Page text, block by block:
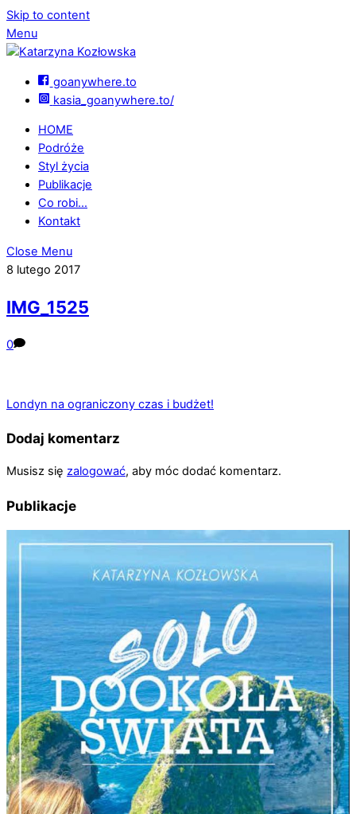
Skip to content
Menu
goanywhere.to
kasia_goanywhere.to/
HOME
Podróże
Styl życia
Publikacje
Co robi…
Kontakt
Close Menu
8 lutego 2017
IMG_1525
0
Londyn na ograniczony czas i budżet!
Dodaj komentarz
Musisz się zalogować, aby móc dodać komentarz.
Publikacje